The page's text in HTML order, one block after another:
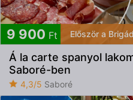
9 900 Ft Először a
Á la carte spanyol
Saboré-ben
4,3/5 Saboré